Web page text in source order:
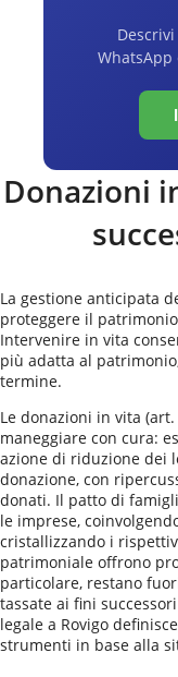
WhatsApp
Donazioni
La gestione anticipata
proteggere il
Intervenire in vita
più adatta al
termine.
Le donazioni in vita
maneggiare con cura:
azione di riduzione dei
donazione, con
donati. Il patto di
le imprese,
cristallizzando i
patrimoniale offrono
particolare, restano
tassate ai fini
legale a Rovigo
strumenti in base alla